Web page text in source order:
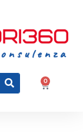
0